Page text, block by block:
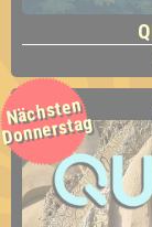
Nächsten
Donnerstag